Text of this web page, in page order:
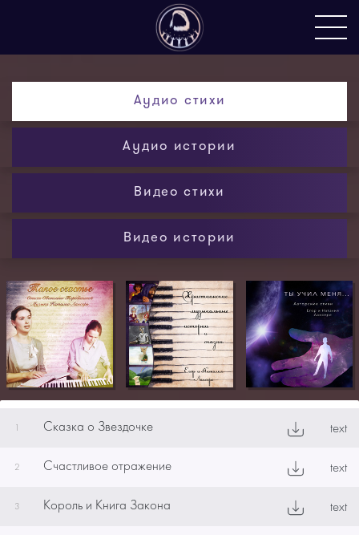
Аудио стихи
Аудио истории
Видео стихи
Видео истории
Сказка о Звездочке text
2 Счастливое отражение text
3 Король и Книга Закона text